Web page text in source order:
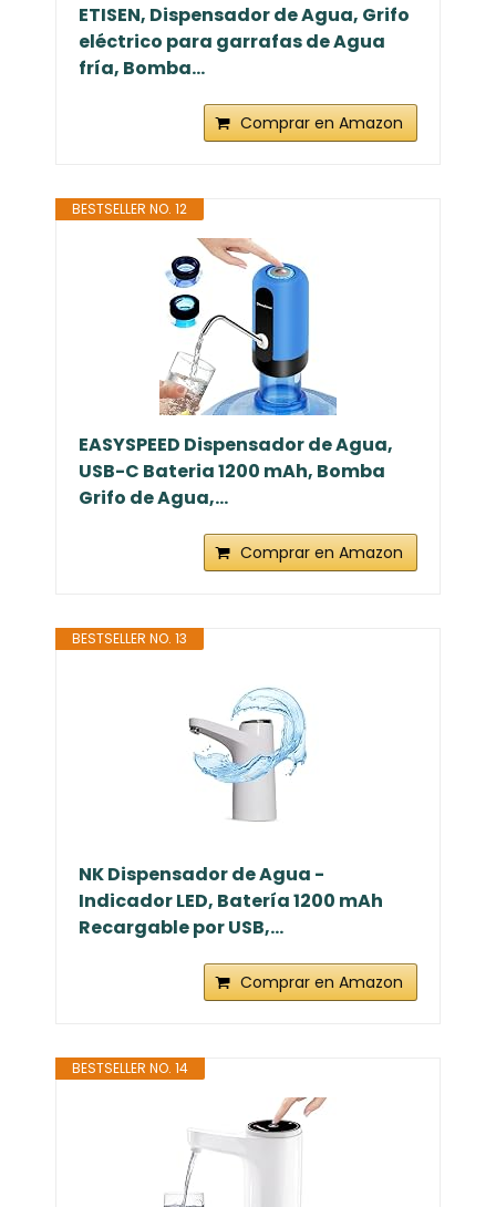
ETISEN, Dispensador de Agua, Grifo
eléctrico para garrafas de Agua
fría, Bomba...
Comprar en Amazon
BESTSELLER NO. 12
EASYSPEED Dispensador de Agua,
USB-C Bateria 1200 mAh, Bomba
Grifo de Agua,...
Comprar en Amazon
BESTSELLER NO. 13
NK Dispensador de Agua -
Indicador LED, Batería 1200 mAh
Recargable por USB,...
Comprar en Amazon
BESTSELLER NO. 14